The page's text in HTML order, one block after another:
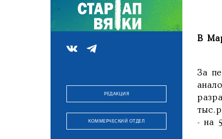
РЕДАКЦИЯ
КОММЕРЧЕСКИЙ ОТДЕЛ
В
За
- на